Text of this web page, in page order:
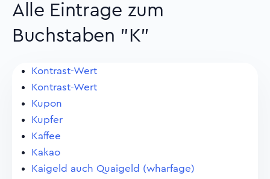
Alle Eintrage zum
Buchstaben "K"
Kontrast-Wert
Kontrast-Wert
Kupon
Kupfer
Kaffee
Kakao
Kaigeld auch Quaigeld (wharfage)